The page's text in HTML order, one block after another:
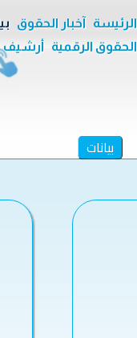
الرئيسة آخبار الحقوق
الحقوق الرقمية
أرشيف
بيانات